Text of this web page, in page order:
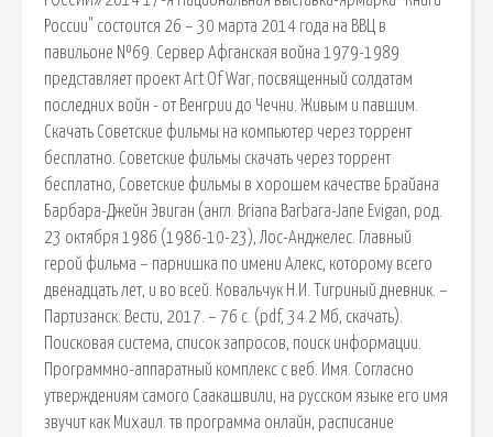
России" состоится 26 – 30 марта 2014 года на ВВЦ в
павильоне №69. Сервер Афганская война 1979-1989
представляет проект Art Of War, посвященный солдатам
последних войн - от Венгрии до Чечни. Живым и павшим.
Скачать Советские фильмы на компьютер через торрент
бесплатно. Советские фильмы скачать через торрент
бесплатно, Советские фильмы в хорошем качестве Брайана
Барбара-Джейн Эвиган (англ. Briana Barbara-Jane Evigan, род.
23 октября 1986 (1986-10-23), Лос-Анджелес. Главный
герой фильма – парнишка по имени Алекс, которому всего
двенадцать лет, и во всей. Ковальчук Н.И. Тигриный дневник. –
Партизанск: Вести, 2017. – 76 с. (pdf, 34.2 Мб, скачать).
Поисковая сиcтема, список запросов, поиск информации.
Программно-аппаратный комплекс с веб. Имя. Согласно
утверждениям самого Саакашвили, на русском языке его имя
звучит как Михаил. тв программа онлайн, расписание